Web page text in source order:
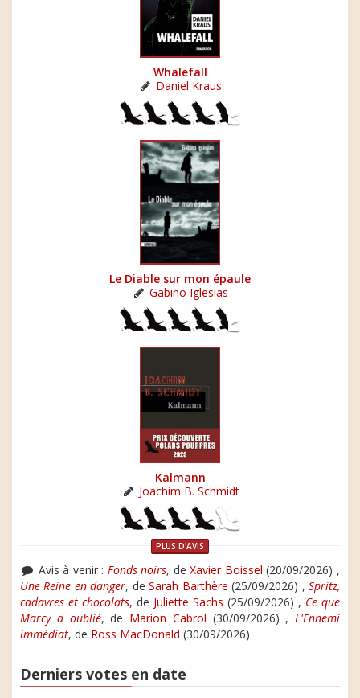
Whalefall
Daniel Kraus
Le Diable sur mon épaule
Gabino Iglesias
Kalmann
Joachim B. Schmidt
PLUS D'AVIS
Avis à venir : Fonds noirs, deXavier Boissel (20/09/2026) ,
Une Reine en danger, deSarah Barthère (25/09/2026) ,Spritz,
cadavres et chocolats, de Juliette Sachs (25/09/2026) , Ce que
Marcy a oublié, de Marion Cabrol (30/09/2026) , L'Ennemi
immédiat, de Ross MacDonald (30/09/2026)
Derniers votes en date